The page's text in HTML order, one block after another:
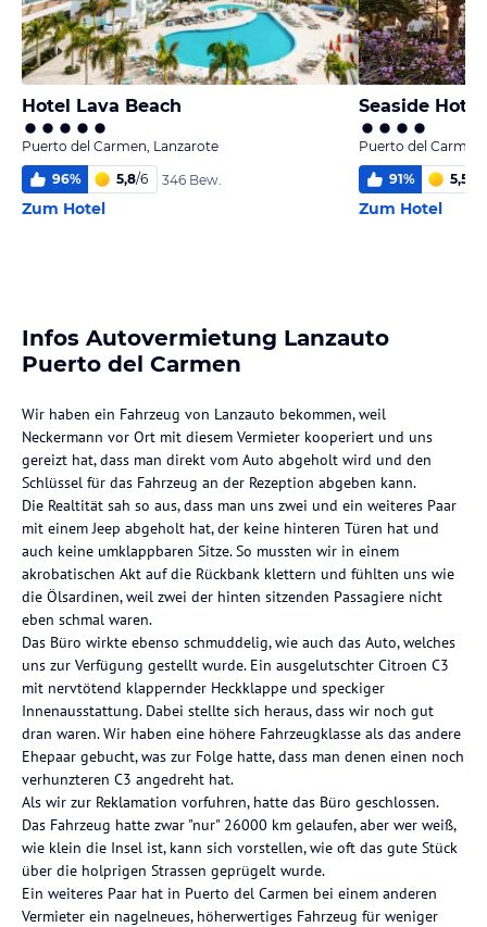
Hotel Lava Beach
Puerto del Carmen, Lanzarote
96% 5,8/6 346 Bew.
Zum Hotel
Seaside
Puerto del
91% 5,5
Zum Hotel
Infos Autovermietung Lanzauto
Puerto del Carmen
Wir haben ein Fahrzeug von Lanzauto bekommen, weil
Neckermann vor Ort mit diesem Vermieter kooperiert und uns
gereizt hat, dass man direkt vom Auto abgeholt wird und den
Schlüssel für das Fahrzeug an der Rezeption abgeben kann.
Die Realtität sah so aus, dass man uns zwei und ein weiteres Paar
mit einem Jeep abgeholt hat, der keine hinteren Türen hat und
auch keine umklappbaren Sitze. So mussten wir in einem
akrobatischen Akt auf die Rückbank klettern und fühlten uns wie
die Ölsardinen, weil zwei der hinten sitzenden Passagiere nicht
eben schmal waren.
Das Büro wirkte ebenso schmuddelig, wie auch das Auto, welches
uns zur Verfügung gestellt wurde. Ein ausgelutschter Citroen C3
mit nervtötend klappernder Heckklappe und speckiger
Innenausstattung. Dabei stellte sich heraus, dass wir noch gut
dran waren. Wir haben eine höhere Fahrzeugklasse als das andere
Ehepaar gebucht, was zur Folge hatte, dass man denen einen noch
verhunzteren C3 angedreht hat.
Als wir zur Reklamation vorfuhren, hatte das Büro geschlossen.
Das Fahrzeug hatte zwar "nur" 26000 km gelaufen, aber wer weiß,
wie klein die Insel ist, kann sich vorstellen, wie oft das gute Stück
über die holprigen Strassen geprügelt wurde.
Ein weiteres Paar hat in Puerto del Carmen bei einem anderen
Vermieter ein nagelneues, höherwertiges Fahrzeug für weniger